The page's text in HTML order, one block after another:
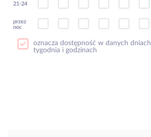
21-24
przez
noc
oznacza dostępność w danych dniach
tygodnia i godzinach